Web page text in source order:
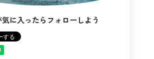
に入ったらフォローしよう